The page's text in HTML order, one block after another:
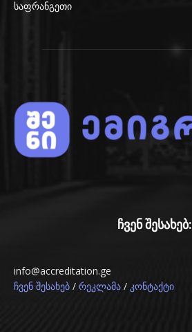
საფრანგეთი
ჩვენ შესახებ:
info@accreditation.ge
ჩვენ შესახებ / რეკლამა / კონტაქტი